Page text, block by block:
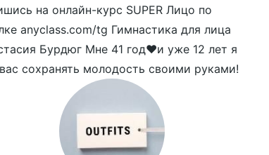
на онлайн-курс SUPER Лицо по
anyclass.com/tg Гимнастика для лица
Бурдюг Мне 41 год❤️и уже 12 лет я
сохранять молодость своими руками!